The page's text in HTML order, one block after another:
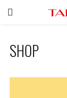
Geben Sie Ihr
einzuloggen.
SHOP